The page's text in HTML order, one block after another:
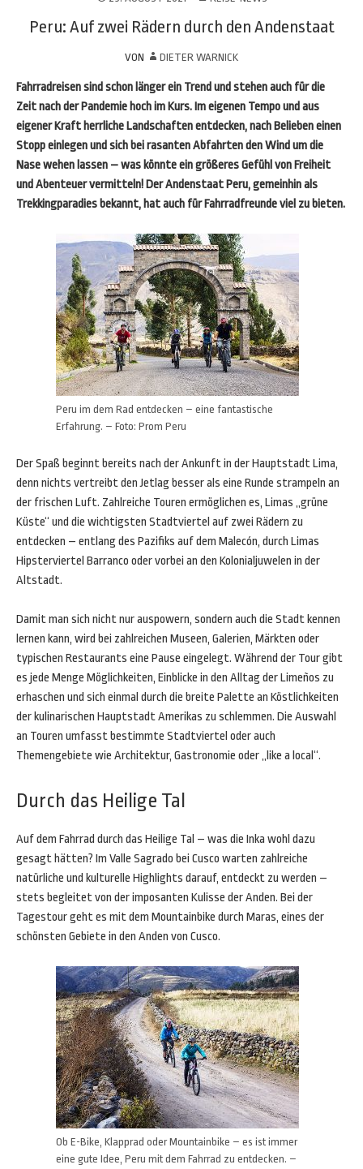
Peru: Auf zwei Rädern durch den Andenstaat
VON DIETER WARNICK
Fahrradreisen sind schon länger ein Trend und stehen auch für die
Zeit nach der Pandemie hoch im Kurs. Im eigenen Tempo und aus
eigener Kraft herrliche Landschaften entdecken, nach Belieben einen
Stopp einlegen und sich bei rasanten Abfahrten den Wind um die
Nase wehen lassen – was könnte ein größeres Gefühl von Freiheit
und Abenteuer vermitteln! Der Andenstaat Peru, gemeinhin als
Trekkingparadies bekannt, hat auch für Fahrradfreunde viel zu bieten.
Peru im dem Rad entdecken – eine fantastische
Erfahrung. – Foto: Prom Peru
Der Spaß beginnt bereits nach der Ankunft in der Hauptstadt Lima,
denn nichts vertreibt den Jetlag besser als eine Runde strampeln an
der frischen Luft. Zahlreiche Touren ermöglichen es, Limas „grüne
Küste“ und die wichtigsten Stadtviertel auf zwei Rädern zu
entdecken – entlang des Pazifiks auf dem Malecón, durch Limas
Hipsterviertel Barranco oder vorbei an den Kolonialjuwelen in der
Altstadt.
Damit man sich nicht nur auspowern, sondern auch die Stadt kennen
lernen kann, wird bei zahlreichen Museen, Galerien, Märkten oder
typischen Restaurants eine Pause eingelegt. Während der Tour gibt
es jede Menge Möglichkeiten, Einblicke in den Alltag der Limeños zu
erhaschen und sich einmal durch die breite Palette an Köstlichkeiten
der kulinarischen Hauptstadt Amerikas zu schlemmen. Die Auswahl
an Touren umfasst bestimmte Stadtviertel oder auch
Themengebiete wie Architektur, Gastronomie oder „like a local“.
Durch das Heilige Tal
Auf dem Fahrrad durch das Heilige Tal – was die Inka wohl dazu
gesagt hätten? Im Valle Sagrado bei Cusco warten zahlreiche
natürliche und kulturelle Highlights darauf, entdeckt zu werden –
stets begleitet von der imposanten Kulisse der Anden. Bei der
Tagestour geht es mit dem Mountainbike durch Maras, eines der
schönsten Gebiete in den Anden von Cusco.
Ob E-Bike, Klapprad oder Mountainbike – es ist immer
eine gute Idee, Peru mit dem Fahrrad zu entdecken. –